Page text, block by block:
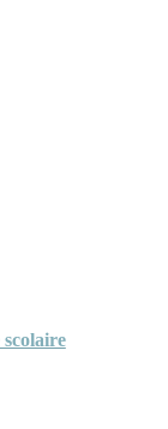
scolaire